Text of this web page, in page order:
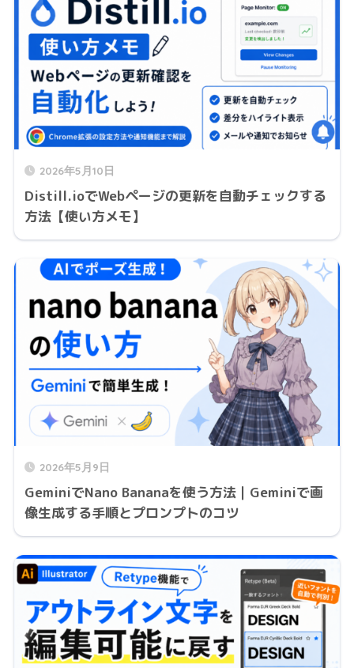
2026年5月10日
Distill.ioでWebページの更新を自動チェックする
方法【使い方メモ】
2026年5月9日
GeminiでNano Bananaを使う方法｜Geminiで画
像生成する手順とプロンプトのコツ